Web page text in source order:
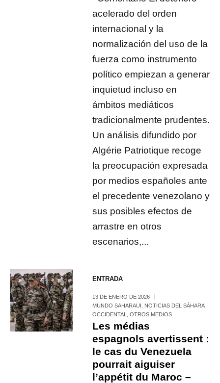
acelerado del orden
internacional y la
normalización del uso de la
fuerza como instrumento
político empiezan a generar
inquietud incluso en
ámbitos mediáticos
tradicionalmente prudentes.
Un análisis difundido por
Algérie Patriotique recoge
la preocupación expresada
por medios españoles ante
el precedente venezolano y
sus posibles efectos de
arrastre en otros
escenarios,...
ENTRADA
13 DE ENERO DE 2026
MUNDO SAHARAUI
NOTICIAS DEL SÁHARA
OCCIDENTAL
,OTROS MEDIOS
Les médias
espagnols avertissent :
le cas du Venezuela
pourrait aiguiser
l’appétit du Maroc –